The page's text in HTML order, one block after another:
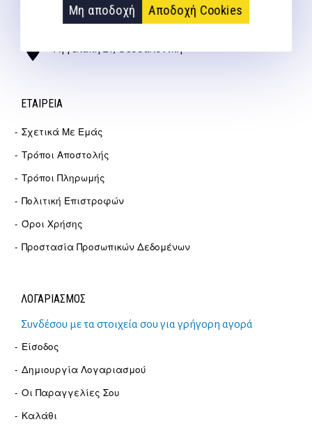
Μη αποδοχή Αποδοχή Cookies
info@salto.gr
ΕΤΑΙΡΕΊΑ
Σχετικά Με Εμάς
Τρόποι Αποστολής
Τρόποι Πληρωμής
Πολιτική Επιστροφών
Όροι Χρήσης
Προστασία Προσωπικών Δεδομένων
ΛΟΓΑΡΙΑΣΜΟΣ
Συνδέσου με τα στοιχεία σου για γρήγορη αγορά
Είσοδος
Δημιουργία Λογαριασμού
Οι Παραγγελίες Σου
Καλάθι